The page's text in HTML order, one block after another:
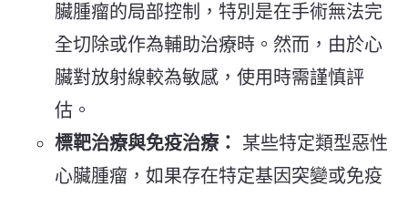
臟腫瘤的局部控制，特別是在手術無法完
全切除或作為輔助治療時。然而，由於心
臟對放射線較為敏感，使用時需謹慎評
估。
標靶治療與免疫治療：
某些特定類型惡性
心臟腫瘤，如果存在特定基因突變或免疫